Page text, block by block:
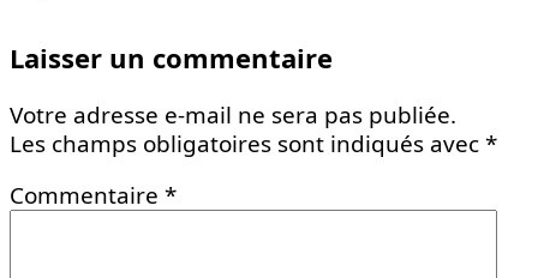
Laisser un commentaire
Votre adresse e-mail ne sera pas publiée.
Les champs obligatoires sont indiqués avec*
Commentaire *